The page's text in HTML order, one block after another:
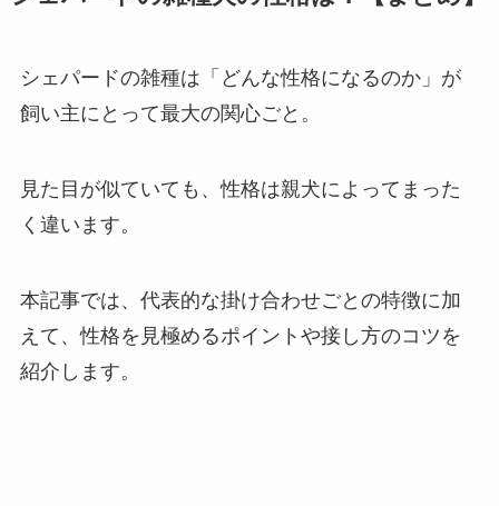
シェパードの雑種は「どんな性格になるのか」が
飼い主にとって最大の関心ごと。
見た目が似ていても、性格は親犬によってまった
く違います。
本記事では、代表的な掛け合わせごとの特徴に加
えて、性格を見極めるポイントや接し方のコツを
紹介します。